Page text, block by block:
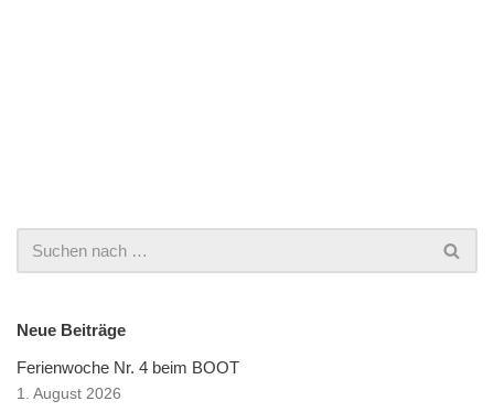
Neue Beiträge
Ferienwoche Nr. 4 beim BOOT
1. August 2026